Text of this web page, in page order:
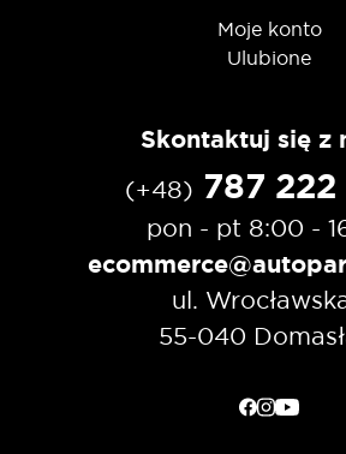
Moje konto
Ulubione
Skontaktuj się z
(+48) 787
pon - pt 8:00 -
ul.
55-040